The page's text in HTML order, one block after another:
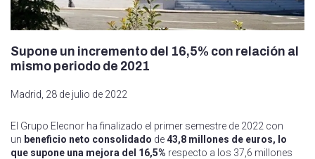
Supone un incremento del 16,5% con relación al
mismo periodo de 2021
Madrid, 28 de julio de 2022
El Grupo Elecnor ha finalizado el primer semestre de 2022 con
un beneficio neto consolidado de43,8 millones de euros, lo
que supone una mejora del 16,5% respecto a los 37,6 millones